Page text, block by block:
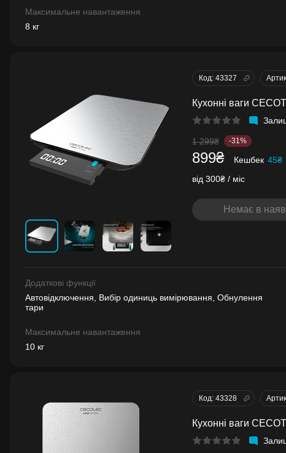
Максимальне навантаження
8 кг
Код: 43327
Кухонні ваги
1 299₴ -31%
899₴ Кешбек 45₴
від 300₴ / міс
Немає в
Додаткові функції
Автовідключення, Вибір одиниць вимірювання, Обнулення
тари
Максимальне навантаження
10 кг
Код: 43328
Кухонні ваги